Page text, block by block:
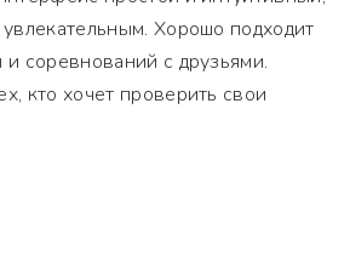
Хорошо подходит
соревнований с друзьями.
кто хочет проверить свои